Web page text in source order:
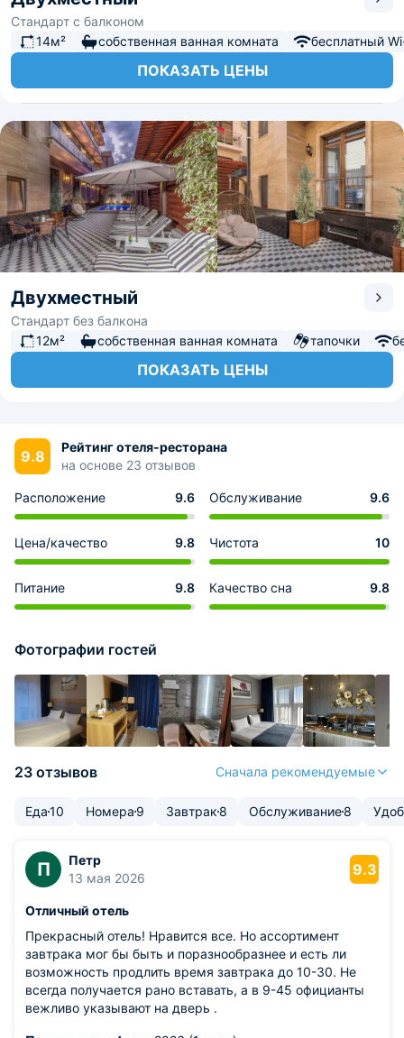
Стандарт с балконом
14м²
собственная ванная комната бесплатный
ПОКАЗАТЬ ЦЕНЫ
Двухместный
Стандарт без балкона
12м²
собственная ванная комната тапочки
ПОКАЗАТЬ ЦЕНЫ
9.8
Рейтинг отеля-ресторана
на основе 23 отзывов
Расположение 9.6 Обслуживание 9.6
Цена/качество 9.8 Чистота 10
Питание 9.8 Качество сна 9.8
Фотографии гостей
23 отзывов Сначала рекомендуемые
Еда10 Номера 9 Завтрак 8 Обслуживание8
П
Петр
13 мая 2026
9.3
Отличный отель
Прекрасный отель! Нравится все. Но ассортимент
завтрака мог бы быть и поразнообразнее и есть ли
возможность продлить время завтрака до 10-30. Не
всегда получается рано вставать, а в 9-45 официанты
вежливо указывают на дверь .